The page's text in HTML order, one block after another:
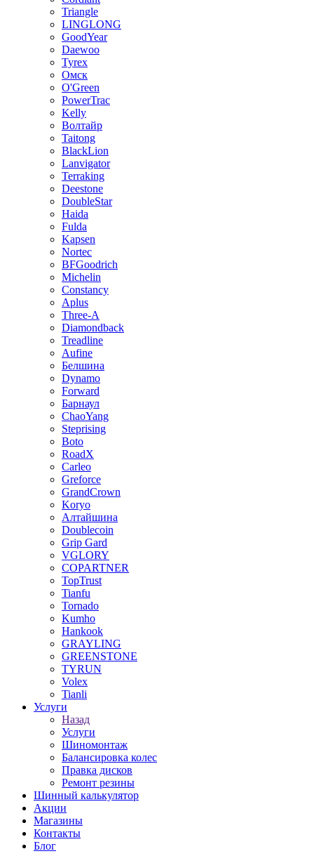
Triangle
LINGLONG
GoodYear
Daewoo
Tyrex
Омск
O'Green
PowerTrac
Kelly
Волтайр
Taitong
BlackLion
Lanvigator
Terraking
Deestone
DoubleStar
Haida
Fulda
Kapsen
Nortec
BFGoodrich
Michelin
Constancy
Aplus
Three-A
Diamondback
Treadline
Aufine
Белшина
Dynamo
Forward
Барнаул
ChaoYang
Steprising
Boto
RoadX
Carleo
Greforce
GrandCrown
Koryo
Алтайшина
Doublecoin
Grip Gard
VGLORY
COPARTNER
TopTrust
Tianfu
Tornado
Kumho
Hankook
GRAYLING
GREENSTONE
TYRUN
Volex
Tianli
Услуги
Назад
Услуги
Шиномонтаж
Балансировка колес
Правка дисков
Ремонт резины
Шинный калькулятор
Акции
Магазины
Контакты
Блог